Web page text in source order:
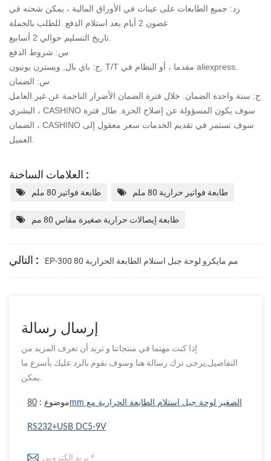
رد: جميع الطابعات على عينات في الأوراق المالية ، يمكن شحنه في
غضون 2 أيام بعد استلام الدفع. للطلب بالجملة
س: شروط الدفع
ج: باي بال, ويسترن يونيون, T/T مقدما ، أو النظام في aliexpress.
س: الضمان
ج: سنة واحدة الضمان. خلال فترة الضمان الأضرار الناجمة عن غير العامل
البشري ، CASHINO سوف يكون المسؤولة عن إصلاح الحرة. طال فترة
الضمان ، CASHINO سوف تستمر في تقديم الخدمات سعر معقول إلى
العلامات الساخنة :
طابعة فواتير 80 ملم طابعة فواتير حرارية 80 ملم
طابعة إيصالات حرارية صغيرة مقاس 80 مم
التالي : EP-300 80 مم مايكرو لوحة جبل استلام الطابعة الحرارية
إرسال رسالة
إذا كنت مهتما في منتجاتنا و تريد أن تعرف المزيد من
التفاصيل,يرجى ترك رسالة هنا وسوف نقوم بالرد عليك بأسرع ما
يمكن.
موضوع : 80mm الصغير لوحة جبل استلام الطابعة الحرارية مع
RS232+USB DC5-9V